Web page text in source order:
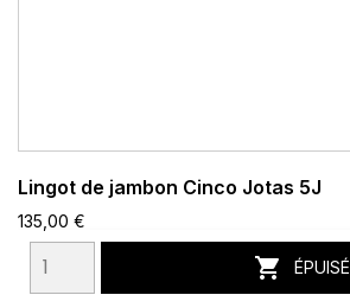
Lingot de jambon Cinco Jotas 5J
135,00 €
 ÉPUISÉ